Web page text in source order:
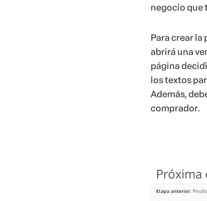
negocio que
Para crear la
abrirá una
página
los textos
Además,
comprador.